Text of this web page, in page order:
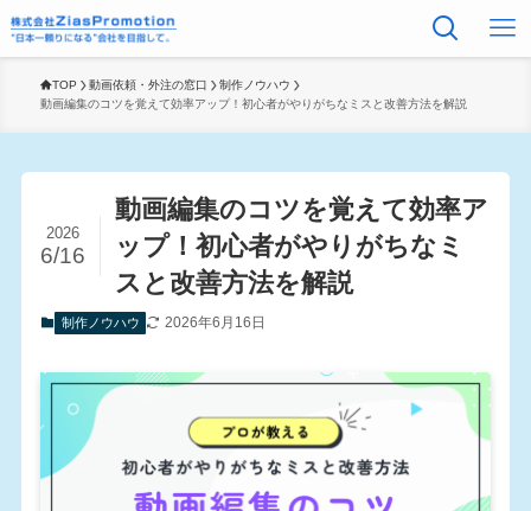
TOP 動画依頼・外注の窓口
制作ノウハウ
動画編集のコツを覚えて効率アップ！初心者がやりがちなミスと改善方法を解説
動画編集のコツを覚えて効率ア
ップ！初心者がやりがちなミ
スと改善方法を解説
2026
6/16
制作ノウハウ 2026年6月16日